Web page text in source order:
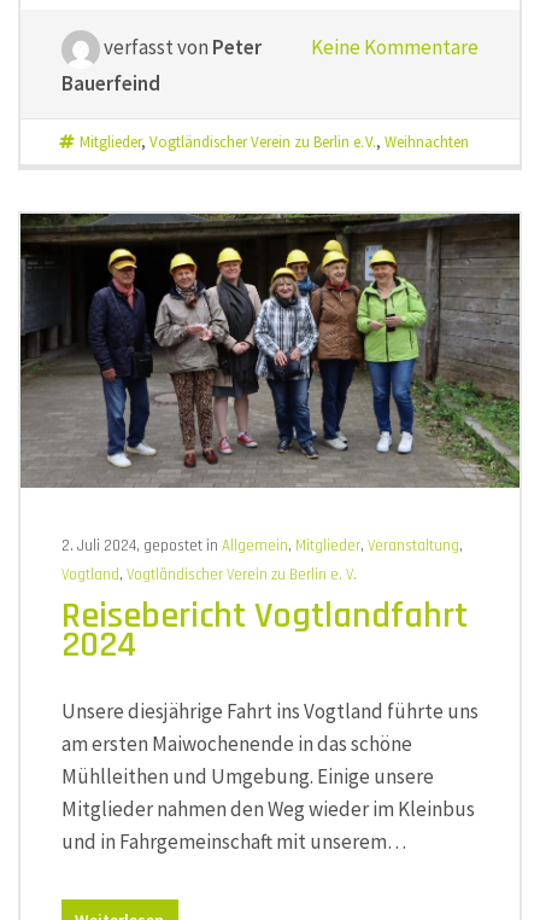
verfasst von Peter
Bauerfeind
Keine Kommentare
Mitglieder, Vogtländischer Verein zu Berlin e. V., Weihnachten
2. Juli 2024, gepostet in Allgemein, Mitglieder, Veranstaltung,
Vogtland, Vogtländischer Verein zu Berlin e. V.
Reisebericht Vogtlandfahrt
2024
Unsere diesjährige Fahrt ins Vogtland führte uns
am ersten Maiwochenende in das schöne
Mühlleithen und Umgebung. Einige unsere
Mitglieder nahmen den Weg wieder im Kleinbus
und in Fahrgemeinschaft mit unserem…